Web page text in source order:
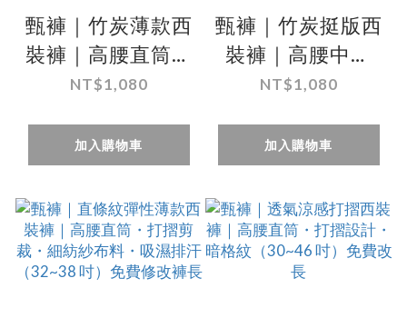
甄褲｜竹炭薄款西
裝褲｜高腰直筒・
打摺設計・台灣製
費改長
NT$1,080
加入購物車
甄褲｜竹炭挺版西
裝褲｜高腰中直
筒・打摺剪裁・台
吋）免費修改褲長
NT$1,080
加入購物車